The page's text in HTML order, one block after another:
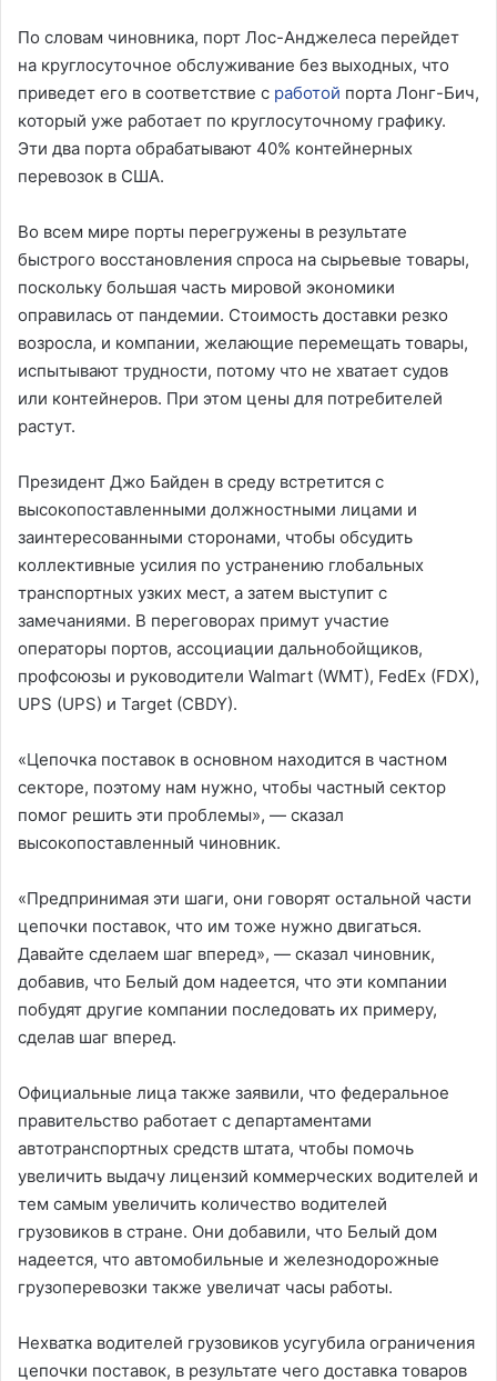
По словам чиновника, порт Лос-Анджелеса перейдет
на круглосуточное обслуживание без выходных, что
приведет его в соответствие с работой порта Лонг-Бич,
который уже работает по круглосуточному графику.
Эти два порта обрабатывают 40% контейнерных
перевозок в США.
Во всем мире порты перегружены в результате
быстрого восстановления спроса на сырьевые товары,
поскольку большая часть мировой экономики
оправилась от пандемии. Стоимость доставки резко
возросла, и компании, желающие перемещать товары,
испытывают трудности, потому что не хватает судов
или контейнеров. При этом цены для потребителей
растут.
Президент Джо Байден в среду встретится с
высокопоставленными должностными лицами и
заинтересованными сторонами, чтобы обсудить
коллективные усилия по устранению глобальных
транспортных узких мест, а затем выступит с
замечаниями. В переговорах примут участие
операторы портов, ассоциации дальнобойщиков,
профсоюзы и руководители Walmart (WMT), FedEx (FDX),
UPS (UPS) и Target (CBDY).
«Цепочка поставок в основном находится в частном
секторе, поэтому нам нужно, чтобы частный сектор
помог решить эти проблемы», — сказал
высокопоставленный чиновник.
«Предпринимая эти шаги, они говорят остальной части
цепочки поставок, что им тоже нужно двигаться.
Давайте сделаем шаг вперед», — сказал чиновник,
добавив, что Белый дом надеется, что эти компании
побудят другие компании последовать их примеру,
сделав шаг вперед.
Официальные лица также заявили, что федеральное
правительство работает с департаментами
автотранспортных средств штата, чтобы помочь
увеличить выдачу лицензий коммерческих водителей и
тем самым увеличить количество водителей
грузовиков в стране. Они добавили, что Белый дом
надеется, что автомобильные и железнодорожные
грузоперевозки также увеличат часы работы.
Нехватка водителей грузовиков усугубила ограничения
цепочки поставок, в результате чего доставка товаров